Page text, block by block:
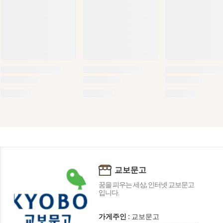
교보문고
꿈을 피우는 세상, 인터넷 교보문고
입니다.
가게주인 : 교보문고